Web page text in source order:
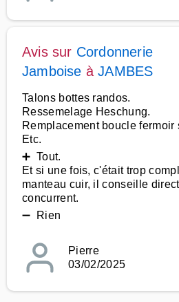
Avis sur Cordonnerie
Jamboise àJAMBES
Talons bottes randos.
Ressemelage Heschung.
Remplacement boucle fermoir
Etc.
➕ Tout.
Et si une fois, c'était trop
manteau cuir, il conseille
concurrent.
➖ Rien
Pierre
03/02/2025